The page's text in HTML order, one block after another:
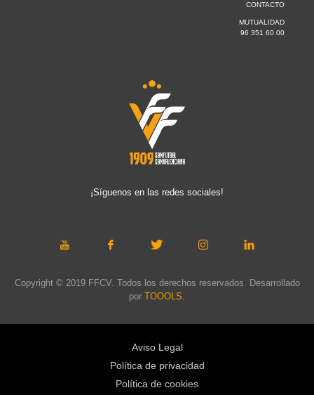
CONTACTO
MUTUALIDAD
96 351 60 00
¡Síguenos en las redes sociales!
Copyright © 2019 FFCV. Todos los derechos reservados. Desarrollado
por TOOOLS.
Aviso Legal
Política de privacidad
Política de cookies